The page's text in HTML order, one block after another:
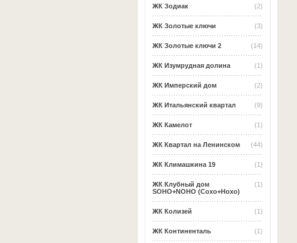
(2)
ЖК Зодиак
(3)
ЖК Золотые ключи
(14)
ЖК Золотые ключи 2
(1)
ЖК Изумрудная долина
(2)
ЖК Имперский дом
(9)
ЖК Итальянский квартал
(1)
ЖК Камелот
(44)
ЖК Квартал на Ленинском
(1)
ЖК Климашкина 19
(1)
ЖК Клубный дом
SOHO+NOHO (Сохо+Нохо)
(1)
ЖК Колизей
(1)
ЖК Континенталь